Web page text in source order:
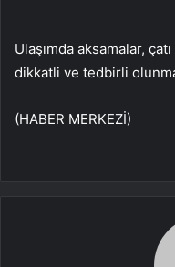
Ulaşımda aksamalar,
dikkatli ve tedbirli
(HABER MERKEZİ)